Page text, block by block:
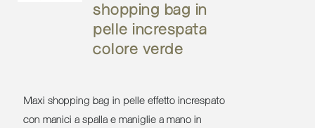
shopping bag in
pelle increspata
colore verde
Maxi shopping bag in pelle effetto increspato
con manici a spalla e maniglie a mano in